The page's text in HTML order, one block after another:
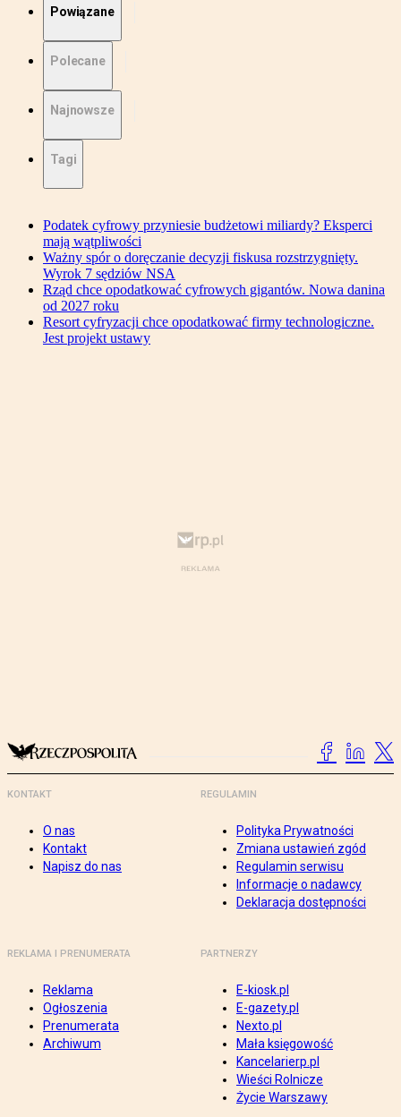
Powiązane
Polecane
Najnowsze
Tagi
Podatek cyfrowy przyniesie budżetowi miliardy? Eksperci
mają wątpliwości
Ważny spór o doręczanie decyzji fiskusa rozstrzygnięty.
Wyrok 7 sędziów NSA
Rząd chce opodatkować cyfrowych gigantów. Nowa danina
od 2027 roku
Resort cyfryzacji chce opodatkować firmy technologiczne.
Jest projekt ustawy
KONTAKT
O nas
Kontakt
Napisz do nas
REGULAMIN
Polityka Prywatności
Zmiana ustawień zgód
Regulamin serwisu
Informacje o nadawcy
Deklaracja dostępności
REKLAMA I PRENUMERATA
Reklama
Ogłoszenia
Prenumerata
Archiwum
PARTNERZY
E-kiosk.pl
E-gazety.pl
Nexto.pl
Mała księgowość
Kancelarierp.pl
Wieści Rolnicze
Życie Warszawy